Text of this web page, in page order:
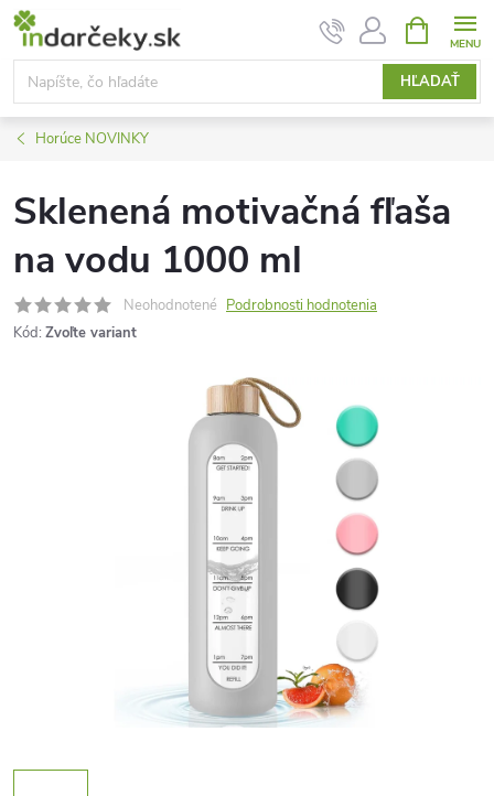
Prejsť
obsah
HĽADAŤ
KOŠÍK
Horúce NOVINKY
Sklenená motivačná fľaša
na vodu 1000 ml
Neohodnotené Podrobnosti hodnotenia
Kód: Zvoľte variant